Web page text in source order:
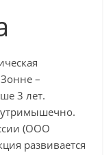
–
3 лет.
(ООО
развивается